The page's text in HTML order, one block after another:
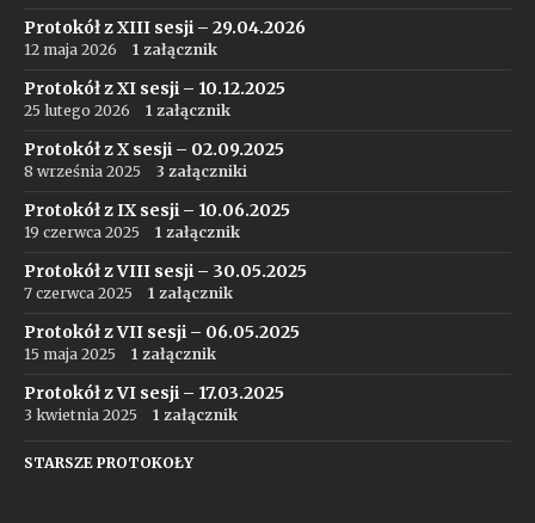
Protokół z XIII sesji – 29.04.2026
12 maja 2026 1 załącznik
Protokół z XI sesji – 10.12.2025
25 lutego 2026 1 załącznik
Protokół z X sesji – 02.09.2025
8 września 2025 3 załączniki
Protokół z IX sesji – 10.06.2025
19 czerwca 2025 1 załącznik
Protokół z VIII sesji – 30.05.2025
7 czerwca 2025 1 załącznik
Protokół z VII sesji – 06.05.2025
15 maja 2025 1 załącznik
Protokół z VI sesji – 17.03.2025
3 kwietnia 2025 1 załącznik
STARSZE PROTOKOŁY